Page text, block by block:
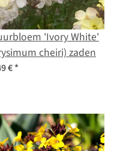
'Ivory White'
cheiri) zaden
€*